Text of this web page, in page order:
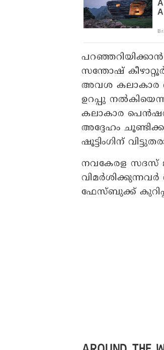
സന്തോഷ്
അവശ കലാകാര
ഉറപ്പു
കലാകാര പെൻഷൻ
അദ്ദേഹം
ഷൂട്ടിംഗിന്
നവകേരള സദസ്
ഫേസ്ബുക്ക്